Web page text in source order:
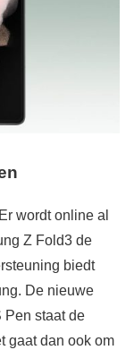
wordt online al
Z Fold3 de
biedt
De nieuwe
Pen staat de
gaat dan ook om